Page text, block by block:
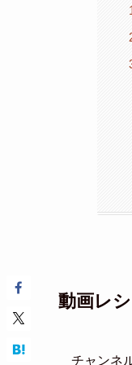
動画レ
チャンネ